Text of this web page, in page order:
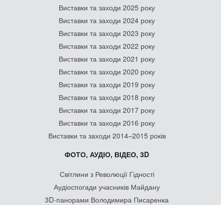
Виставки та заходи 2025 року
Виставки та заходи 2024 року
Виставки та заходи 2023 року
Виставки та заходи 2022 року
Виставки та заходи 2021 року
Виставки та заходи 2020 року
Виставки та заходи 2019 року
Виставки та заходи 2018 року
Виставки та заходи 2017 року
Виставки та заходи 2016 року
Виставки та заходи 2014–2015 років
ФОТО, АУДІО, ВІДЕО, 3D
Світлини з Революції Гідності
Аудіоспогади учасників Майдану
3D-панорами Володимира Писаренка